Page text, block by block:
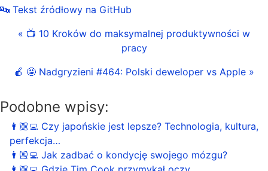
🔤 Tekst źródłowy na GitHub
« 📺 10 Kroków do maksymalnej produktywności w
pracy
🍎 🤩 Nadgryzieni #464: Polski deweloper vs Apple »
Podobne wpisy:
👨🏼‍💻 Czy japońskie jest lepsze? Technologia, kultura,
perfekcja…
👨🏼‍💻 Jak zadbać o kondycję swojego mózgu?